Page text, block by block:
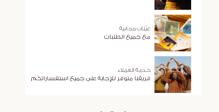
عيّنات مجانية
مع جميع الطلبات
خدمة العملاء
فريقنا متوفر للإجابة على جميع استفساراتكم